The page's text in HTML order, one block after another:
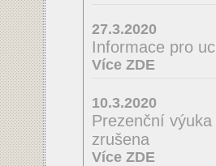
27.3.2020
Informace pro
Více ZDE
10.3.2020
Prezenční
zrušena
Více ZDE